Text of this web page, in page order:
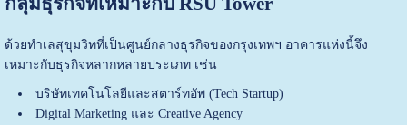
ด้วยทำเลสุขุมวิทที่เป็นศูนย์กลางธุรกิจของกรุงเทพฯ อาคารแห่งนี้จึง
เหมาะกับธุรกิจหลากหลายประเภท เช่น
บริษัทเทคโนโลยีและสตาร์ทอัพ (Tech Startup)
Digital Marketing และ Creative Agency